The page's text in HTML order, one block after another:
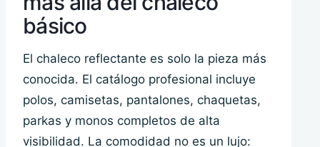
básico
El chaleco reflectante es solo la pieza más
conocida. El catálogo profesional incluye
polos, camisetas, pantalones, chaquetas,
parkas y monos completos de alta
visibilidad. La comodidad no es un lujo: